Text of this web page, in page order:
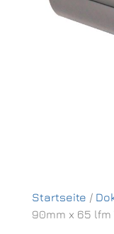
Startseite /
90mm x 65